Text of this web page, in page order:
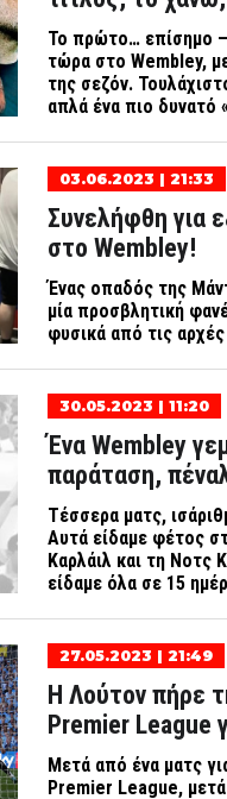
Το πρώτο… επίσημο –
τώρα στο Wembley,
της σεζόν.
απλά ένα πιο δυνατό
03.06.2023 | 21:33
Συνελήφθη για
στο Wembley!
Ένας οπαδός της
μία προσβλητική
φυσικά από τις
30.05.2023 | 11:20
Ένα Wembley
παράταση,
Τέσσερα ματς,
Αυτά είδαμε φέτος
Καρλάιλ και τη Νοτς
είδαμε όλα σε 15
27.05.2023 | 21:49
Η Λούτον πήρε
Premier League
Μετά από ένα ματς
Premier League,